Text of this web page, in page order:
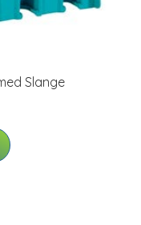
Slange